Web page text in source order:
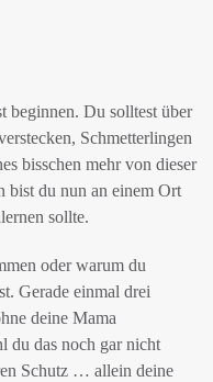
beginnen. Du solltest über
Schmetterlingen
bisschen mehr von dieser
bist du nun an einem Ort
sollte.
oder warum du
Gerade einmal drei
deine Mama
du das noch gar nicht
Schutz … allein deine